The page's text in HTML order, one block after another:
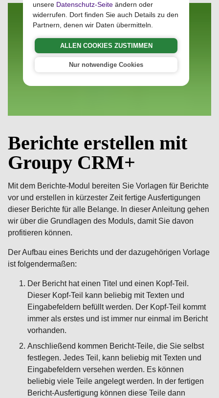
Berichte erstellen mit
Groupy CRM+
Mit dem Berichte-Modul bereiten Sie Vorlagen für Berichte
vor und erstellen in kürzester Zeit fertige Ausfertigungen
dieser Berichte für alle Belange. In dieser Anleitung gehen
wir über die Grundlagen des Moduls, damit Sie davon
profitieren können.
Der Aufbau eines Berichts und der dazugehörigen Vorlage
ist folgendermaßen:
Der Bericht hat einen Titel und einen Kopf-Teil.
Dieser Kopf-Teil kann beliebig mit Texten und
Eingabefeldern befüllt werden. Der Kopf-Teil kommt
immer als erstes und ist immer nur einmal im Bericht
vorhanden.
Anschließend kommen Bericht-Teile, die Sie selbst
festlegen. Jedes Teil, kann beliebig mit Texten und
Eingabefeldern versehen werden. Es können
beliebig viele Teile angelegt werden. In der fertigen
Bericht-Ausfertigung können diese Teile dann
unsere Datenschutz-Seite ändern oder
widerrufen. Dort finden Sie auch Details zu den
Partnern, denen wir Daten übermitteln.
ALLEN COOKIES ZUSTIMMEN
Nur notwendige Cookies